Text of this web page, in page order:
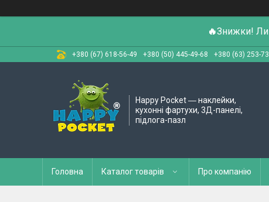
🔥Знижки!
+380 (67) 618-56-49 +380 (50) 445-49-68 +380 (63) 253-
Happy Pocket ― наклейки,
кухонні фартухи, 3Д-панелі,
підлога-пазл
Головна Каталог товарів Про компанію